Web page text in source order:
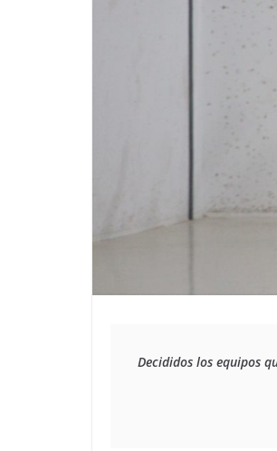
Decididos los equipos